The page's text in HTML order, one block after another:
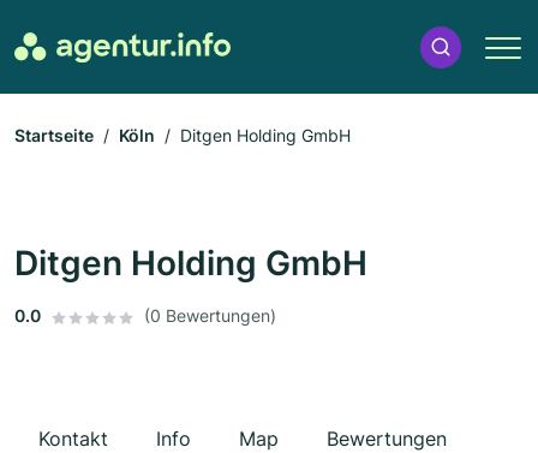
Startseite Köln Ditgen Holding GmbH
Ditgen Holding GmbH
0.0 (0 Bewertungen)
Kontakt Info Map Bewertungen